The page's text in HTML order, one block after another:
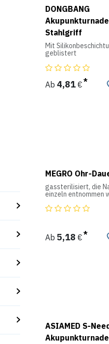
DONGBANG
Stahlgriff
Mit
geblistert
Ab 4,81 €
MEGRO Ohr-
gassterilisiert, die
einzeln entnommen
glattstreichen,
Ab 5,18 €
ASIAMED S-